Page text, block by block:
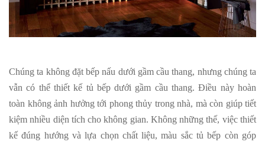
Chúng ta không đặt bếp nấu dưới gầm cầu thang, nhưng chúng ta
vẫn có thể thiết kế tủ bếp dưới gầm cầu thang. Điều này hoàn
toàn không ảnh hưởng tới phong thủy trong nhà, mà còn giúp tiết
kiệm nhiều diện tích cho không gian. Không những thế, việc thiết
kế đúng hướng và lựa chọn chất liệu, màu sắc tủ bếp còn góp